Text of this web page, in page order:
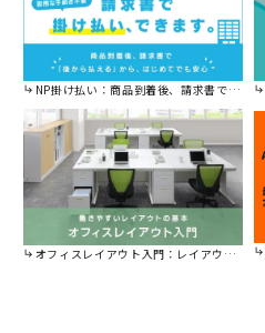
NP掛け払い：商品到着後、請求書で後から払えます。
オフィスレイアウト入門：レイアウトの基本をご紹介。